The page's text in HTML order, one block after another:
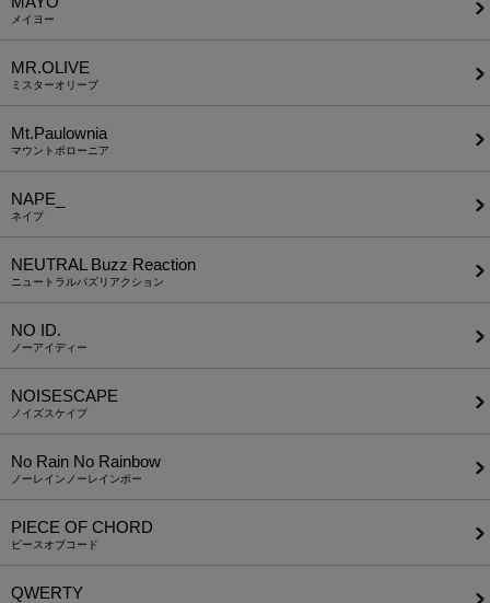
メイヨー
MR.OLIVE
ミスターオリーブ
Mt.Paulownia
マウントポローニア
NAPE_
ネイプ
NEUTRAL Buzz Reaction
ニュートラルバズリアクション
NO ID.
ノーアイディー
NOISESCAPE
ノイズスケイプ
No Rain No Rainbow
ノーレインノーレインボー
PIECE OF CHORD
ピースオブコード
QWERTY